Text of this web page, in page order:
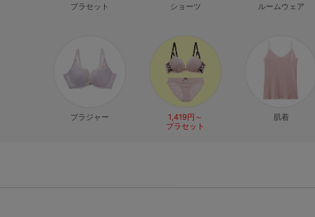
ブラセット
ブラジャー
ショーツ
1,419円～
ブラセット
ルームウェア
肌着